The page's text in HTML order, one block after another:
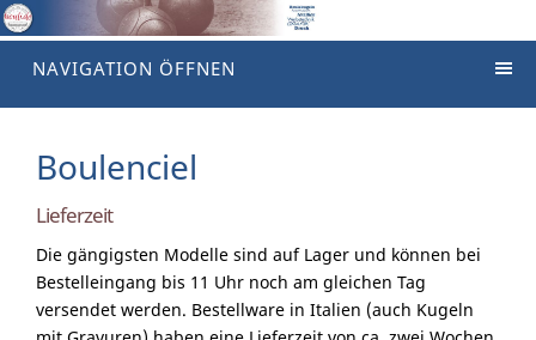
NAVIGATION ÖFFNEN
Boulenciel
Lieferzeit
Die gängigsten Modelle sind auf Lager und können bei
Bestelleingang bis 11 Uhr noch am gleichen Tag
versendet werden. Bestellware in Italien (auch Kugeln